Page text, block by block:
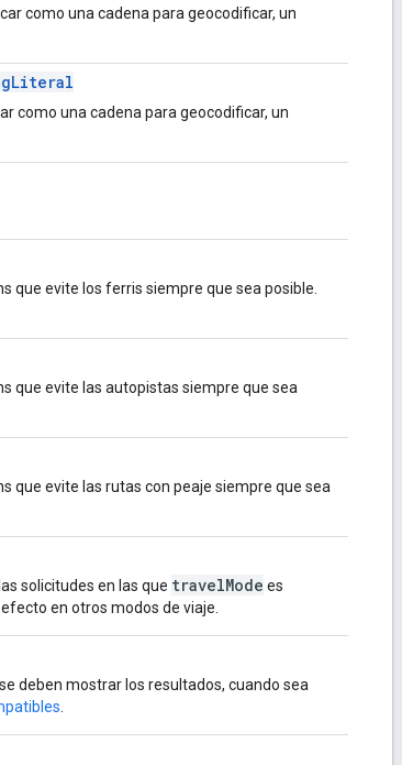
como una cadena para geocodificar, un
como una cadena para geocodificar, un
que evite los ferris siempre que sea posible.
que evite las autopistas siempre que sea
que evite las rutas con peaje siempre que sea
solicitudes en las que travelMode es
en otros modos de viaje.
deben mostrar los resultados, cuando sea